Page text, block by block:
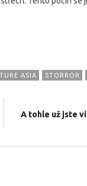
nové
ASIA STORROR
A tohle už jste